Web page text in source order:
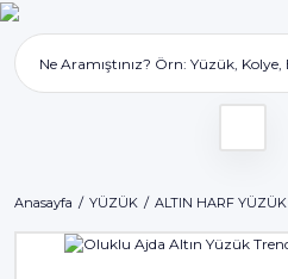
Anasayfa YÜZÜK ALTIN HARF YÜZÜK